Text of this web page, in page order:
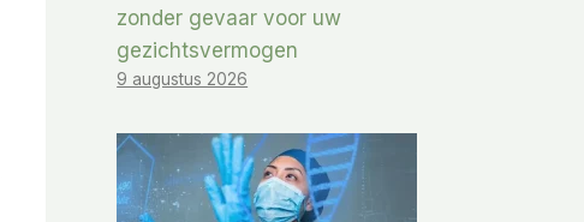
zonder gevaar voor uw
gezichtsvermogen
9 augustus 2026